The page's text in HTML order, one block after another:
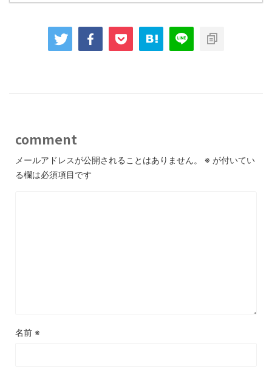
comment
メールアドレスが公開されることはありません。 ※ が付いてい
る欄は必須項目です
名前 ※